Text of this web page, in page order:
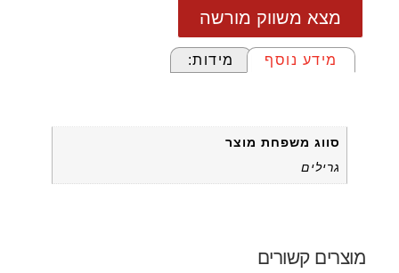
מצא משווק מורשה
מידע נוסף מידות:
סווג משפחת מוצר
גרילים
מוצרים קשורים